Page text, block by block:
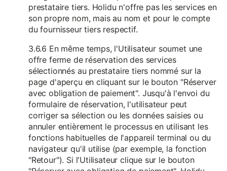
prestataire tiers. Holidu n'offre pas les services en
son propre nom, mais au nom et pour le compte
du fournisseur tiers respectif.
3.6.6 En même temps, l'Utilisateur soumet une
offre ferme de réservation des services
sélectionnés au prestataire tiers nommé sur la
page d'aperçu en cliquant sur le bouton "Réserver
avec obligation de paiement". Jusqu'à l'envoi du
formulaire de réservation, l'utilisateur peut
corriger sa sélection ou les données saisies ou
annuler entièrement le processus en utilisant les
fonctions habituelles de l'appareil terminal ou du
navigateur qu'il utilise (par exemple, la fonction
"Retour"). Si l'Utilisateur clique sur le bouton